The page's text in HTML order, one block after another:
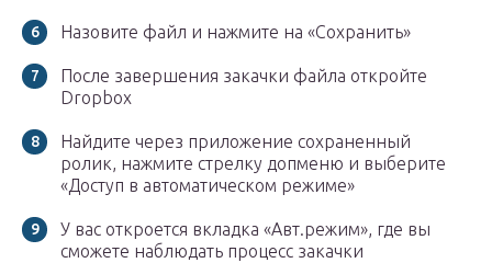
Назовите файл и нажмите на «Сохранить»
После завершения закачки файла откройте
Dropbox
Найдите через приложение сохраненный
ролик, нажмите стрелку допменю и выберите
«Доступ в автоматическом режиме»
У вас откроется вкладка «Авт.режим», где вы
сможете наблюдать процесс закачки